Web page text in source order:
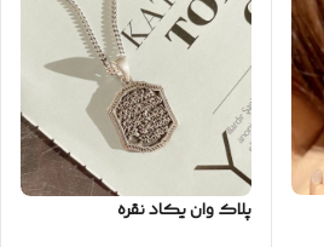
پلاک وان یکاد نقره